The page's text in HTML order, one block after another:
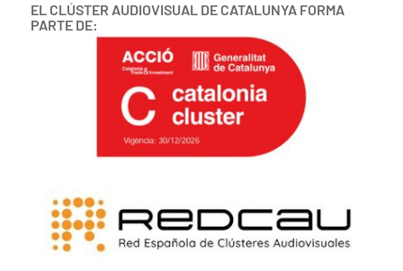
EL CLÚSTER AUDIOVISUAL DE CATALUNYA FORMA
PARTE DE: